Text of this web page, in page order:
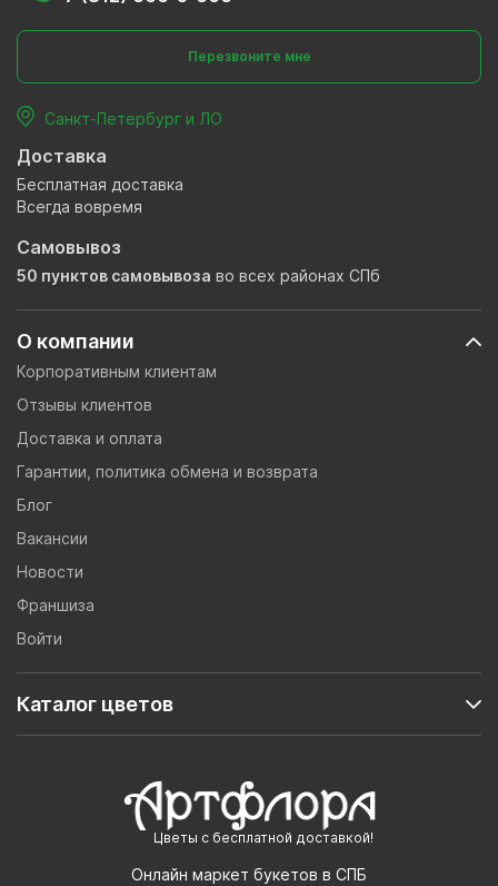
Цветы с бесплатной доставкой!
Онлайн маркет букетов в СПБ
О компании
Корпоративным клиентам
Отзывы клиентов
Доставка и оплата
Гарантии, политика обмена и возврата
Блог
Вакансии
Новости
Франшиза
Войти
Каталог цветов
Перезвоните мне
Санкт-Петербург и ЛО
Доставка
Бесплатная доставка
Всегда вовремя
Самовывоз
50 пунктов самовывоза во всех районах СПб